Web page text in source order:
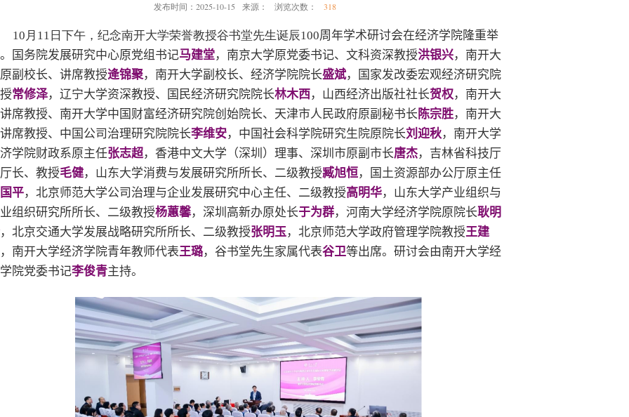
发布时间：2025-10-15 来源： 浏览次数： 318
10 月 11 日下午，纪念南开大学荣誉教授谷书堂先生诞辰100周年学术研讨会在经济学院隆重举
国务院发展研究中心原党组书记马建堂，南京大学原党委书记、文科资深教授洪银兴，南开大
副校长、讲席教授逄锦聚，南开大学副校长、经济学院院长盛斌，国家发改委宏观经济研究院
常修泽，辽宁大学资深教授、国民经济研究院院长林木西，山西经济出版社社长贺权，南开大
席教授、南开大学中国财富经济研究院创始院长、天津市人民政府原副秘书长 陈宗胜，南开大
席教授、中国公司治理研究院院长李维安，中国社会科学院研究生院原院长刘迎秋，南开大学
学院财政系原主任张志超，香港中文大学（深圳）理事、深圳市原副市长唐杰，吉林省科技厅
长、教授毛健，山东大学消费与发展研究所所长、二级教授臧旭恒，国土资源部办公厅原主任
平，北京师范大学公司治理与企业发展研究中心主任、二级教授高明华，山东大学产业组织与
组织研究所所长、二级教授杨蕙馨，深圳高新办原处长于为群，河南大学经济学院原院长耿明
，北京交通大学发展战略研究所所长、二级教授张明玉，北京师范大学政府管理学院教授王建
，南开大学经济学院青年教师代表王璐，谷书堂先生家属代表谷卫等出席。研讨会由南开大学经
院党委书记李俊青主持。